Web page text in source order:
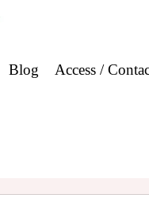
Blog Access /